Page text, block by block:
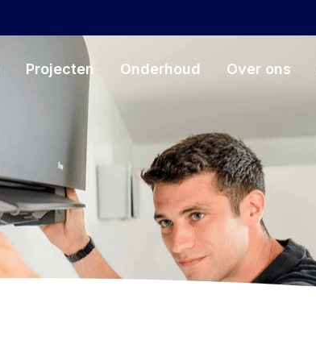
Projecten Onderhoud Over ons